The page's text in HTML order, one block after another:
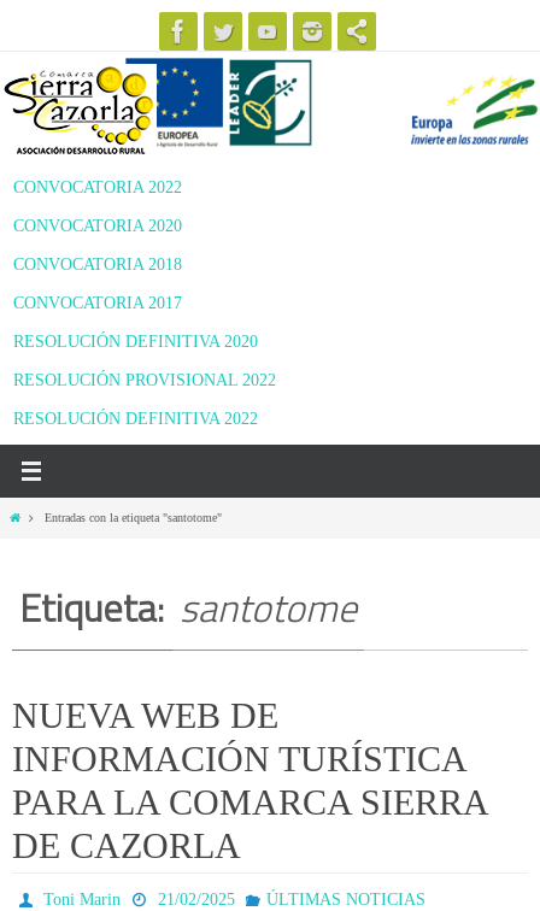
contenido
CONVOCATORIA 2022
CONVOCATORIA 2020
CONVOCATORIA 2018
CONVOCATORIA 2017
RESOLUCIÓN DEFINITIVA 2020
RESOLUCIÓN PROVISIONAL 2022
RESOLUCIÓN DEFINITIVA 2022
InicioEntradas con la etiqueta "santotome"
Etiqueta: santotome
NUEVA WEB DE
INFORMACIÓN TURÍSTICA
PARA LA COMARCA SIERRA
DE CAZORLA
Toni Marin 21/02/2025
ÚLTIMAS NOTICIAS